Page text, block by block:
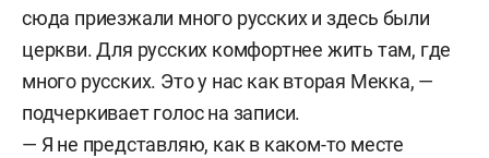
сюда приезжали много русских и здесь были
церкви. Для русских комфортнее жить там, где
много русских. Это у нас как вторая Мекка, —
подчеркивает голос на записи.
— Я не представляю, как в каком-то месте